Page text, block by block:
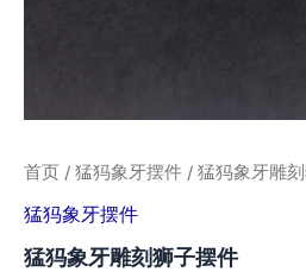
首页 / 猛犸象牙摆件 / 猛犸象牙雕
猛犸象牙摆件
猛犸象牙雕刻狮子摆件